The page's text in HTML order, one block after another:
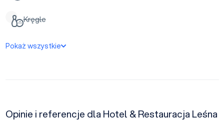
Kręgle
Pokaż wszystkie
Opinie i referencje dla Hotel & Restauracja Leśna